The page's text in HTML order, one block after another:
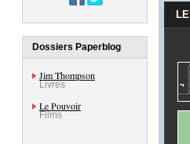
Dossiers Paperblog
Jim Thompson
Livres
Le Pouvoir
Films